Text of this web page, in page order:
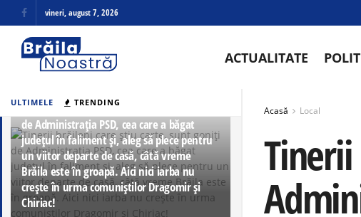
ULTIMELE TRENDING
Tinerii brăileni care știu carte, sunt goniți
de Administrația PSD, cea care a băgat
județul în faliment și, aleg să plece pentru
un viitor departe de casă, câtă vreme
Brăila este în groapă. Aici nici iarba nu
crește în urma comuniștilor Dragomir și
Chiriac!
vineri, august 7, 2026
ACTUALITATE
Acasă Local